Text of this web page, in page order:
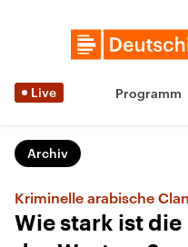
Live Programm
Archiv
Kriminelle arabische
Wie stark ist